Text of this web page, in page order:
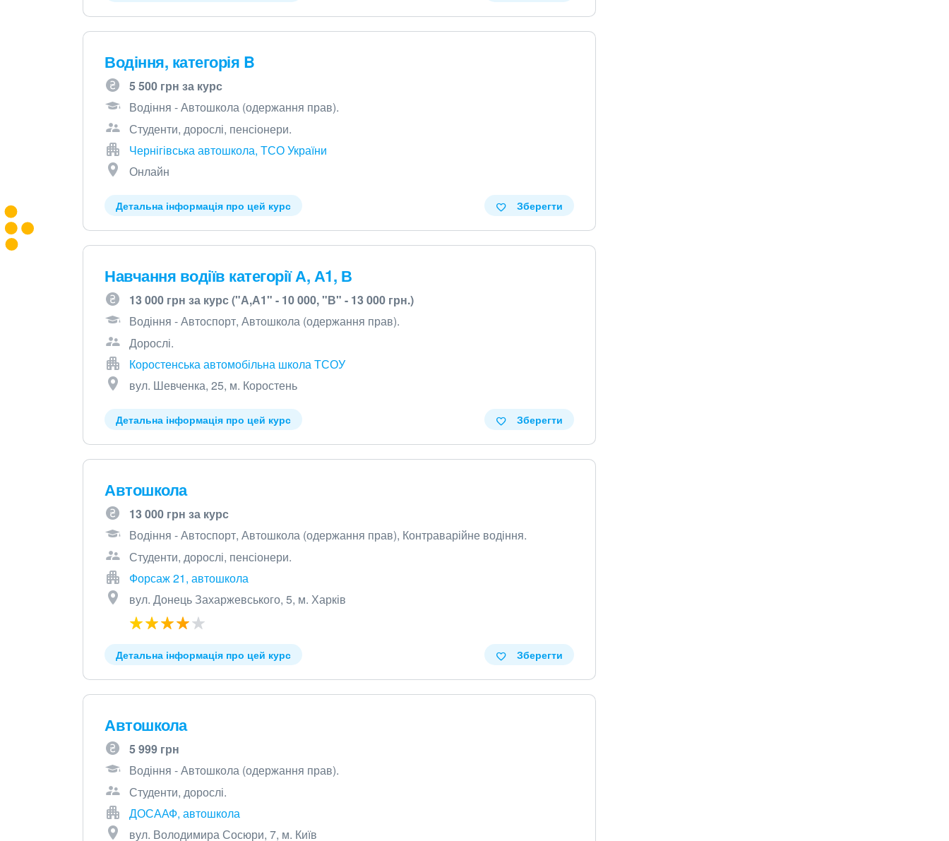
Водіння, категорія B
5 500 грн за курс
Водіння - Автошкола (одержання прав).
Студенти, дорослі, пенсіонери.
Чернігівська автошкола, ТСО України
Онлайн
Детальна інформація про цей курс Зберегти
Навчання водіїв категорії А, А1, В
13 000 грн за курс ("А,А1" - 10 000, "В" - 13 000 грн.)
Водіння - Автоспорт, Автошкола (одержання прав).
Дорослі.
Коростенська автомобільна школа ТСОУ
вул. Шевченка, 25, м. Коростень
Детальна інформація про цей курс Зберегти
Автошкола
13 000 грн за курс
Водіння - Автоспорт, Автошкола (одержання прав), Контраварійне водіння.
Студенти, дорослі, пенсіонери.
Форсаж 21, автошкола
вул. Донець Захаржевського, 5, м. Харків
Детальна інформація про цей курс Зберегти
Автошкола
5 999 грн
Водіння - Автошкола (одержання прав).
Студенти, дорослі.
ДОСААФ, автошкола
вул. Володимира Сосюри, 7, м. Київ